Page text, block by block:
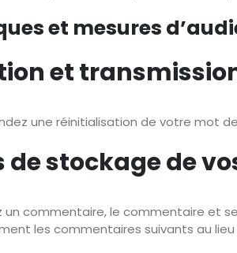
et mesures
et
une réinitialisation de votre mot
de stockage de
un commentaire, le commentaire et
les commentaires suivants au